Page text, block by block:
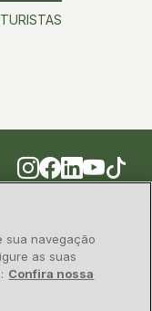
Informação
sua navegação
as suas
Confira nossa